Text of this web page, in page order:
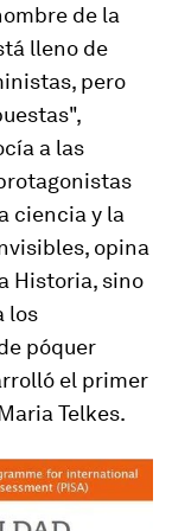
de la
lleno de
pero
a las
ciencia y la
opina
Historia, sino
los
póquer
el primer
Telkes.